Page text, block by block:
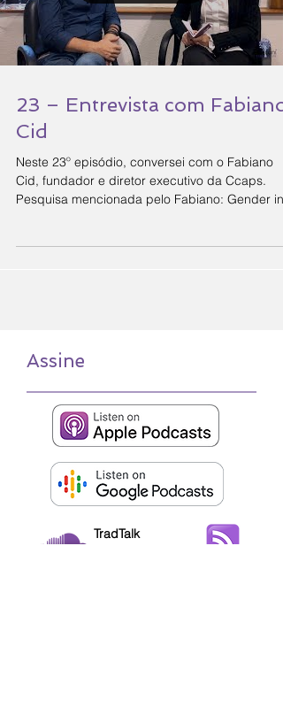
23 – Entrevista com Fabiano
Cid
Neste 23º episódio, conversei com o Fabiano
Cid, fundador e diretor executivo da Ccaps.
Pesquisa mencionada pelo Fabiano: Gender
Assine
TradTalk